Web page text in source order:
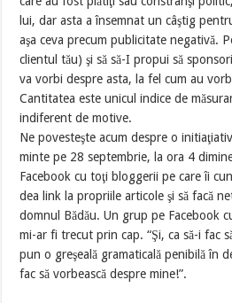
lui, dar asta a însemnat un câştig
aşa ceva precum publicitate negativă.
clientul tău) şi să să-I propui să
va vorbi despre asta, la fel cum au
Cantitatea este unicul indice de
indiferent de motive.
Ne povesteşte acum despre o
minte pe 28 septembrie, la ora 4
Facebook cu toţi bloggerii pe care îi
dea link la propriile articole şi să facă
domnul Bădău. Un grup pe Facebook
mi-ar fi trecut prin cap. “Şi, ca să-i fac
pun o greşeală gramaticală penibilă în
fac să vorbească despre mine!”.